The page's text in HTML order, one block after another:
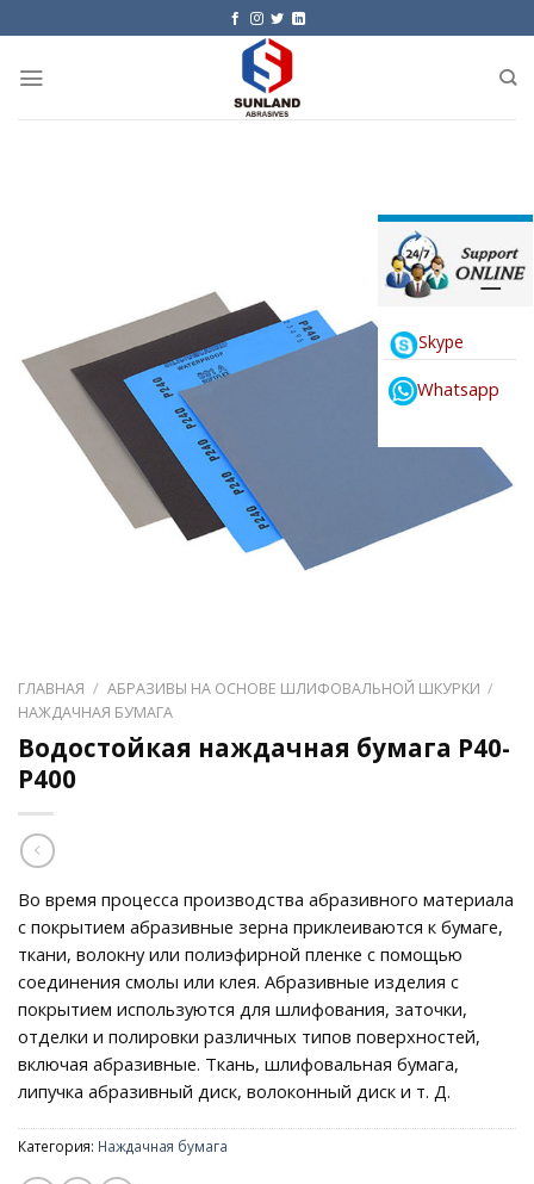
to
content
ГЛАВНАЯ / АБРАЗИВЫ НА ОСНОВЕ ШЛИФОВАЛЬНОЙ ШКУРКИ /
НАЖДАЧНАЯ БУМАГА
Водостойкая наждачная бумага P40-
P400
Во время процесса производства абразивного материала
с покрытием абразивные зерна приклеиваются к бумаге,
ткани, волокну или полиэфирной пленке с помощью
соединения смолы или клея. Абразивные изделия с
покрытием используются для шлифования, заточки,
отделки и полировки различных типов поверхностей,
включая абразивные. Ткань, шлифовальная бумага,
липучка абразивный диск, волоконный диск и т. Д.
Категория: Наждачная бумага
Skype
Whatsapp